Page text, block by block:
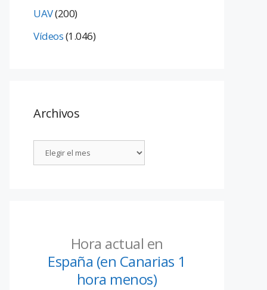
UAV(200)
Vídeos(1.046)
Archivos
Hora actual en
España (en Canarias 1
hora menos)